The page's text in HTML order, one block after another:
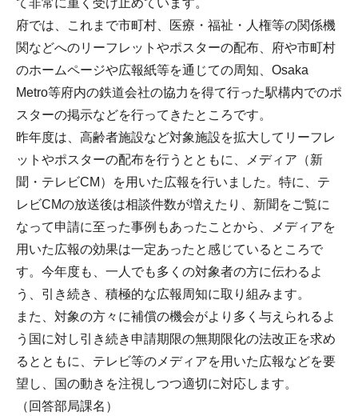
府では、これまで市町村、医療・福祉・人権等の関係機
関などへのリーフレットやポスターの配布、府や市町村
のホームページや広報紙等を通じての周知、Osaka
Metro等府内の鉄道会社の協力を得て行った駅構内でのポ
スターの掲示などを行ってきたところです。
昨年度は、高齢者施設など対象施設を拡大してリーフレ
ットやポスターの配布を行うとともに、メディア（新
聞・テレビCM）を用いた広報を行いました。特に、テ
レビCMの放送後は相談件数が増えたり、新聞をご覧に
なって申請に至った事例もあったことから、メディアを
用いた広報の効果は一定あったと感じているところで
す。今年度も、一人でも多くの対象者の方に伝わるよ
う、引き続き、積極的な広報周知に取り組みます。
また、対象の方々に補償の機会がより多く与えられるよ
う国に対し引き続き申請期限の無期限化の法改正を求め
るとともに、テレビ等のメディアを用いた広報などを要
望し、国の動きを注視しつつ適切に対応します。
（回答部局課名）